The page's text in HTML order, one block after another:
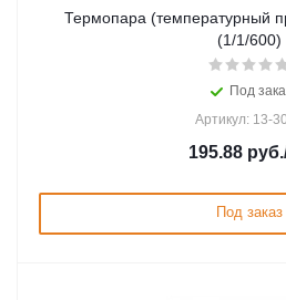
Термопара (температурный
(1/1/600)
Под
Артикул: 13-
195.88руб.
Под заказ